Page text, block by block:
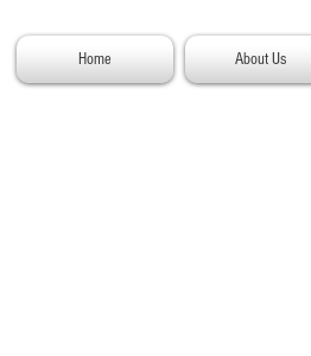
Home About Us